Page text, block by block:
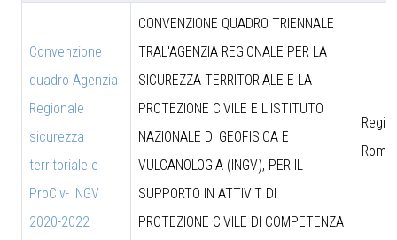
Convenzione
quadro Agenzia
Regionale
sicurezza
territoriale e
ProCiv- INGV
2020-2022
CONVENZIONE QUADRO TRIENNALE
TRAL'AGENZIA REGIONALE PER LA
SICUREZZA TERRITORIALE E LA
PROTEZIONE CIVILE E L'ISTITUTO
NAZIONALE DI GEOFISICA E
VULCANOLOGIA (INGV), PER IL
SUPPORTO IN ATTIVIT DI
PROTEZIONE CIVILE DI COMPETENZA